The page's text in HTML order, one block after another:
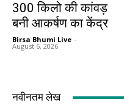
300 किलो की कांवड़
बनी आकर्षण का केंद्र
Birsa Bhumi Live -
August 6, 2026